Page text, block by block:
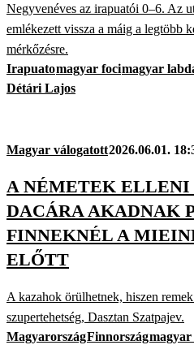
Negyvenéves az irapuatói 0–6. Az
emlékezett vissza a máig a legtöbb
mérkőzésre.
Irapuatomagyar focimagyar
Détári Lajos
Magyar válogatott2026.06.01.
A NÉMETEK ELLENI
DACÁRA AKADNAK
FINNEKNÉL A
ELŐTT
A kazahok örülhetnek, hiszen
szupertehetség, Dasztan Szatpajev.
MagyarországFinnország